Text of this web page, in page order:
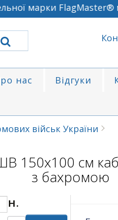
марки FlagMaster® м.
нас Відгуки
військ України
150х100 см
з бахромою